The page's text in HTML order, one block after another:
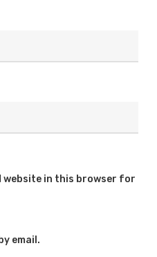
website in this browser for
email.